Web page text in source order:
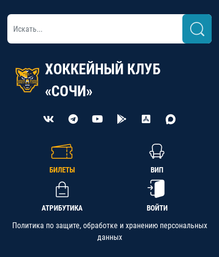
ХОККЕЙНЫЙ КЛУБ
«СОЧИ»
БИЛЕТЫ ВИП
АТРИБУТИКА ВОЙТИ
Политика по защите, обработке и хранению персональных
данных